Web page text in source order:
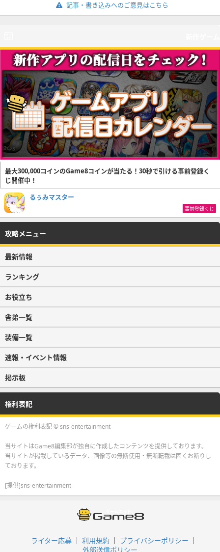
記事・書き込みへのご意見はこちら
最大300,000コインのGame8コインが当たる！30秒で引ける事前登録く
じ開催中！
るぅみマスター
事前登録くじ
攻略メニュー
最新情報
ランキング
お役立ち
舎弟一覧
装備一覧
速報・イベント情報
掲示板
権利表記
ゲームの権利表記 © sns-entertainment
当サイトはGame8編集部が独自に作成したコンテンツを提供しております。
当サイトが掲載しているデータ、画像等の無断使用・無断転載は固くお断りし
ております。
[提供]sns-entertainment
ライター応募 利用規約
プライバシーポリシー
外部送信ポリシー